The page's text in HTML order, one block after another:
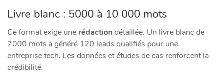
Livre blanc : 5000 à 10 000 mots
Ce format exige une rédactiondétaillée. Un livre blanc de
7000 mots a généré 120 leads qualifiés pour une
entreprise tech. Les données et études de cas renforcent la
crédibilité.